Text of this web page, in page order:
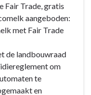
Fair Trade, gratis
aangeboden:
met Fair Trade
de landbouwraad
om
te
en